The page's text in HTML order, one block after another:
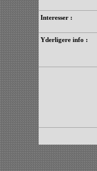
Interesser :
Yderligere info :